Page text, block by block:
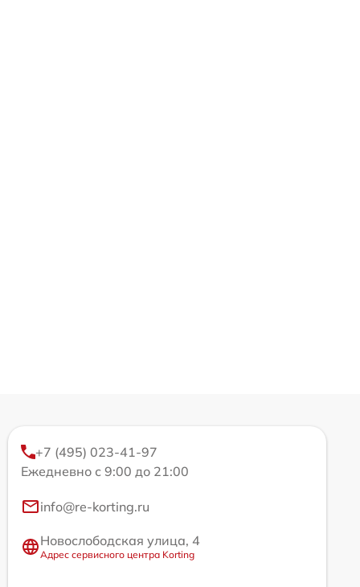
+7 (495) 023-41-97
Ежедневно с 9:00 до 21:00
info@re-korting.ru
Новослободская улица, 4
Адрес сервисного центра Korting